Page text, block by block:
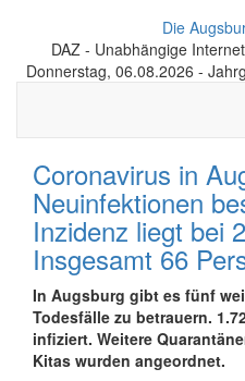
Die
DAZ - Unabhängige
Donnerstag, 06.08.2026 -
Coronavirus in
Neuinfektionen
Inzidenz liegt bei
Insgesamt 66
In Augsburg gibt es fünf
Todesfälle zu betrauern.
infiziert. Weitere
Kitas wurden angeordnet.